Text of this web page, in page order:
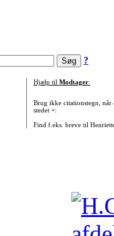
?
Hjælp til Modtager:
Brug ikke citationstegn, når
stedet +:
Find f.eks. breve til